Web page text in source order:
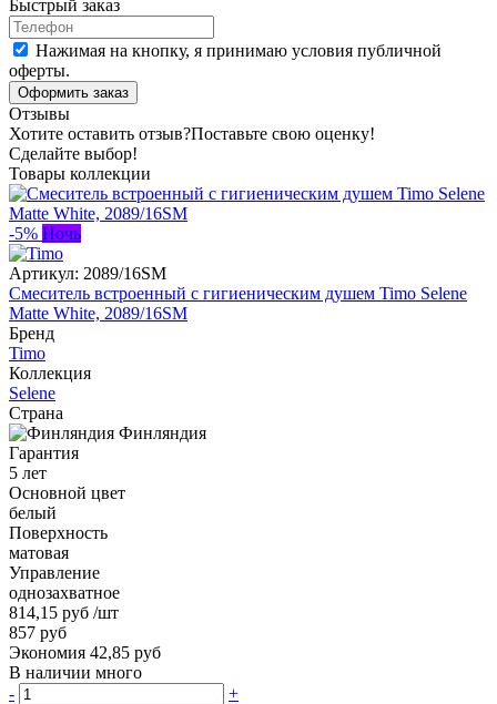
Быстрый заказ
Нажимая на кнопку, я принимаю условия публичной
оферты.
Оформить заказ
Отзывы
Хотите оставить отзыв?Поставьте свою оценку!
Сделайте выбор!
Товары коллекции
-5% Ночь
Артикул: 2089/16SM
Смеситель встроенный с гигиеническим душем Timo Selene
Matte White, 2089/16SM
Бренд
Timo
Коллекция
Selene
Страна
Финляндия
Гарантия
5 лет
Основной цвет
белый
Поверхность
матовая
Управление
однозахватное
814,15 руб /шт
857 руб
Экономия 42,85 руб
В наличии много
-
+